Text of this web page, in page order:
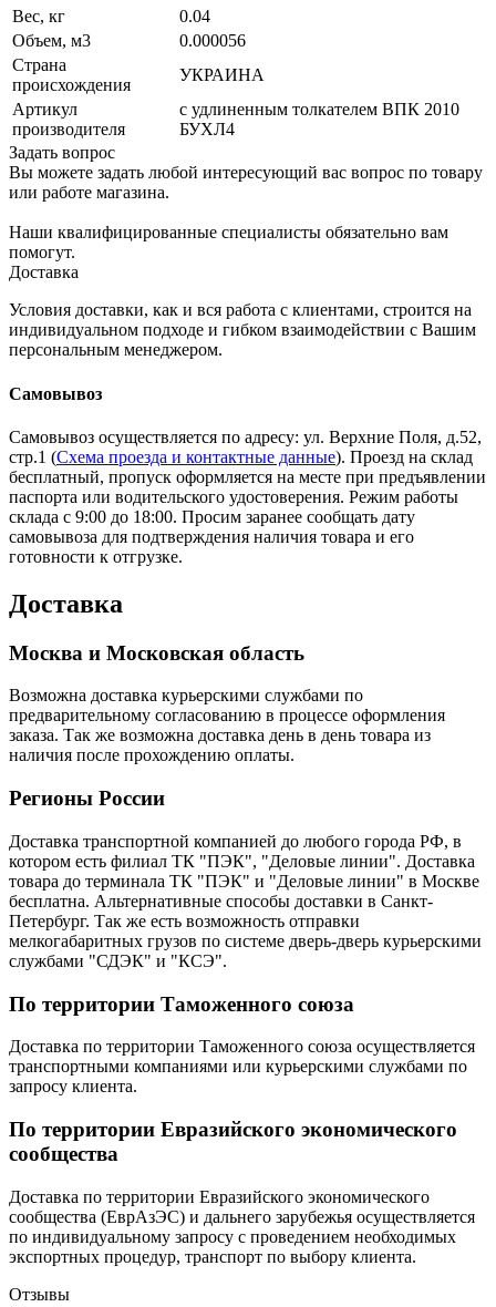
Вес, кг
0.04
Объем, м3
0.000056
Страна
происхождения
УКРАИНА
Артикул
производителя
с удлиненным толкателем ВПК 2010
БУХЛ4
Задать вопрос
Вы можете задать любой интересующий вас вопрос по товару
или работе магазина.
Наши квалифицированные специалисты обязательно вам
помогут.
Доставка
Условия доставки, как и вся работа с клиентами, строится на
индивидуальном подходе и гибком взаимодействии с Вашим
персональным менеджером.
Самовывоз
Самовывоз осуществляется по адресу: ул. Верхние Поля, д.52,
стр.1 (Схема проезда и контактные данные). Проезд на склад
бесплатный, пропуск оформляется на месте при предъявлении
паспорта или водительского удостоверения. Режим работы
склада с 9:00 до 18:00. Просим заранее сообщать дату
самовывоза для подтверждения наличия товара и его
готовности к отгрузке.
Доставка
Москва и Московская область
Возможна доставка курьерскими службами по
предварительному согласованию в процессе оформления
заказа. Так же возможна доставка день в день товара из
наличия после прохождению оплаты.
Регионы России
Доставка транспортной компанией до любого города РФ, в
котором есть филиал ТК "ПЭК", "Деловые линии". Доставка
товара до терминала ТК "ПЭК" и "Деловые линии" в Москве
бесплатна. Альтернативные способы доставки в Санкт-
Петербург. Так же есть возможность отправки
мелкогабаритных грузов по системе дверь-дверь курьерскими
службами "СДЭК" и "КСЭ".
По территории Таможенного союза
Доставка по территории Таможенного союза осуществляется
транспортными компаниями или курьерскими службами по
запросу клиента.
По территории Евразийского экономического
сообщества
Доставка по территории Евразийского экономического
сообщества (ЕврАзЭС) и дальнего зарубежья осуществляется
по индивидуальному запросу с проведением необходимых
экспортных процедур, транспорт по выбору клиента.
Отзывы